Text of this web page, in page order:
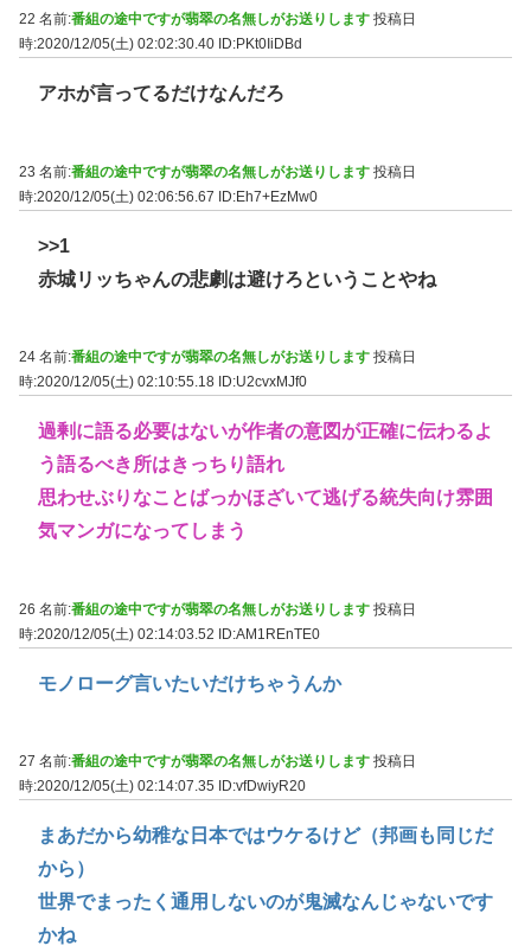
22 名前:番組の途中ですが翡翠の名無しがお送りします 投稿日
時:2020/12/05(土) 02:02:30.40 ID:PKt0IiDBd
アホが言ってるだけなんだろ
23 名前:番組の途中ですが翡翠の名無しがお送りします 投稿日
時:2020/12/05(土) 02:06:56.67 ID:Eh7+EzMw0
>>1
赤城リッちゃんの悲劇は避けろということやね
24 名前:番組の途中ですが翡翠の名無しがお送りします 投稿日
時:2020/12/05(土) 02:10:55.18 ID:U2cvxMJf0
過剰に語る必要はないが作者の意図が正確に伝わるよ
う語るべき所はきっちり語れ
思わせぶりなことばっかほざいて逃げる統失向け雰囲
気マンガになってしまう
26 名前:番組の途中ですが翡翠の名無しがお送りします 投稿日
時:2020/12/05(土) 02:14:03.52 ID:AM1REnTE0
モノローグ言いたいだけちゃうんか
27 名前:番組の途中ですが翡翠の名無しがお送りします 投稿日
時:2020/12/05(土) 02:14:07.35
ID:vfDwiyR20
まあだから幼稚な日本ではウケるけど（邦画も同じだ
から）
世界でまったく通用しないのが鬼滅なんじゃないです
かね